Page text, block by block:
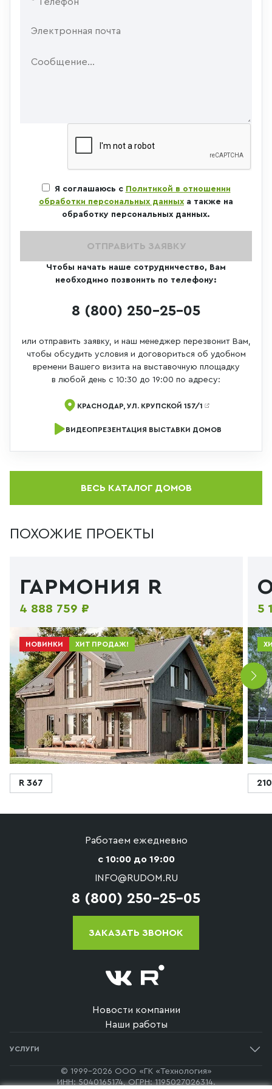
Чтобы начать наше сотрудничество, Вам
необходимо позвонить по телефону:
8 (800) 250-25-05
или отправить заявку, и наш менеджер перезвонит Вам,
чтобы обсудить условия и договориться об удобном
времени Вашего визита на выставочную площадку
в любой день с 10:30 до 19:00 по адресу:
КРАСНОДАР, УЛ. КРУПСКОЙ 157/1
ВИДЕОПРЕЗЕНТАЦИЯ ВЫСТАВКИ ДОМОВ
Я соглашаюсь с Политикой в отношении
обработки персональных данных а также на
обработку персональных данных.
ОТПРАВИТЬ ЗАЯВКУ
ВЕСЬ КАТАЛОГ ДОМОВ
ПОХОЖИЕ ПРОЕКТЫ
ГАРМОНИЯ R
4 888 759 ₽
НОВИНКИ ХИТ ПРОДАЖ!
R 367
5
210
Работаем ежедневно
с 10:00 до 19:00
INFO@RUDOM.RU
8 (800) 250-25-05
ЗАКАЗАТЬ ЗВОНОК
Новости компании
Наши работы
УСЛУГИ
Одноэтажные дома
© 1999-2026 ООО «ГК «Технология»
ИНН: 5040165174, ОГРН: 1195027026314.